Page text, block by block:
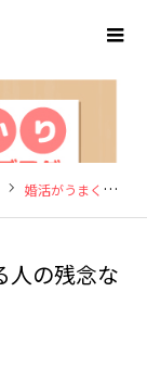
婚活がうまくいかない…悩める人の残念な言動
の残念な